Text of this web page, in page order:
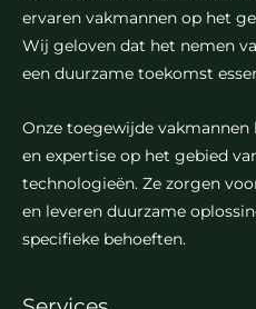
ervaren vakmannen op het
Wij geloven dat het nemen
een duurzame toekomst
Onze toegewijde
en expertise op het gebied
technologieën. Ze zorgen
en leveren duurzame
specifieke behoeften.